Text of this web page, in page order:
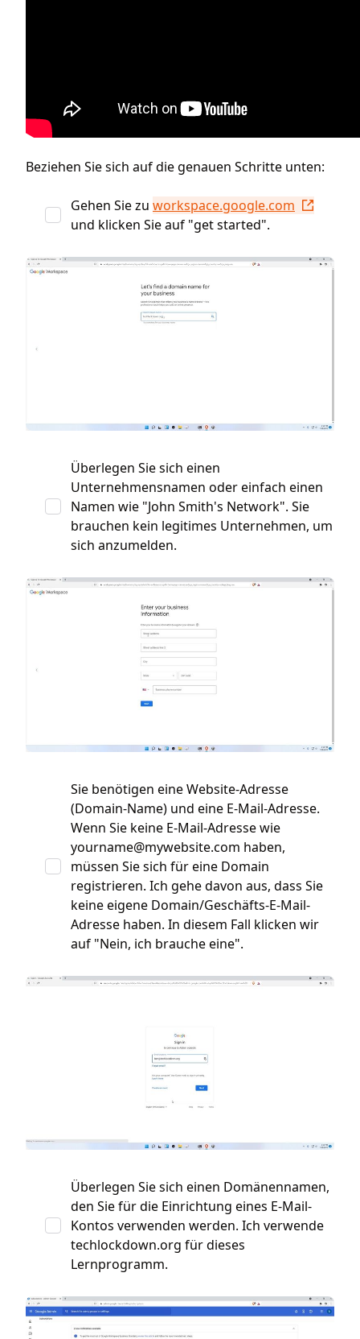
Beziehen Sie sich auf die genauen Schritte unten:
Gehen Sie zu workspace.google.com
und klicken Sie auf "get started".
Überlegen Sie sich einen
Unternehmensnamen oder einfach einen
Namen wie "John Smith's Network". Sie
brauchen kein legitimes Unternehmen, um
sich anzumelden.
Sie benötigen eine Website-Adresse
(Domain-Name) und eine E-Mail-Adresse.
Wenn Sie keine E-Mail-Adresse wie
yourname@mywebsite.com haben,
müssen Sie sich für eine Domain
registrieren. Ich gehe davon aus, dass Sie
keine eigene Domain/Geschäfts-E-Mail-
Adresse haben. In diesem Fall klicken wir
auf "Nein, ich brauche eine".
Überlegen Sie sich einen Domänennamen,
den Sie für die Einrichtung eines E-Mail-
Kontos verwenden werden. Ich verwende
techlockdown.org für dieses
Lernprogramm.